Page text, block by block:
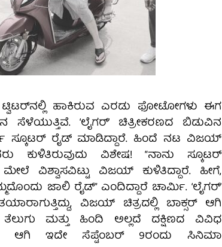
ಹಾಕಿರುವ ಎರಡು ಫೋಟೋಗಳು ಈಗ
‘ಲೈಗರ್‌’ ಚಿತ್ರೀಕರಣದ ಬಿಡುವಿನ
ಸ್ಕೂಟರ್ ರೈಡ್ ಮಾಡಿದ್ದಾರೆ. ಹಿಂದೆ ನಟ ವಿಜಯ್
ಕುಳಿತಿರುವುದು ವಿಶೇ‍‍ಷ! “ನಾನು ಸ್ಕೂಟರ್
ಮೇಲೆ ವಿಶ್ವಾಸವಿಟ್ಟು ವಿಜಯ್ ಕುಳಿತಿದ್ದಾರೆ. ಹೀಗೆ,
ಜಾಲಿ ರೈಡ್‌” ಎಂದಿದ್ದಾರೆ ಚಾರ್ಮಿ. ‘ಲೈಗರ್‌’
ವಿಜಯ್‌ ಚಿತ್ರದಲ್ಲಿ ಬಾಕ್ಸರ್ ಆಗಿ
ತೆಲುಗು ಮತ್ತು ಹಿಂದಿ ಅಲ್ಲದೆ ದಕ್ಷಿಣದ ವಿವಿಧ
ಆಗಿ ಇದೇ ಸೆಪ್ಟೆಂಬರ್‌ 9ರಂದು ಸಿನಿಮಾ